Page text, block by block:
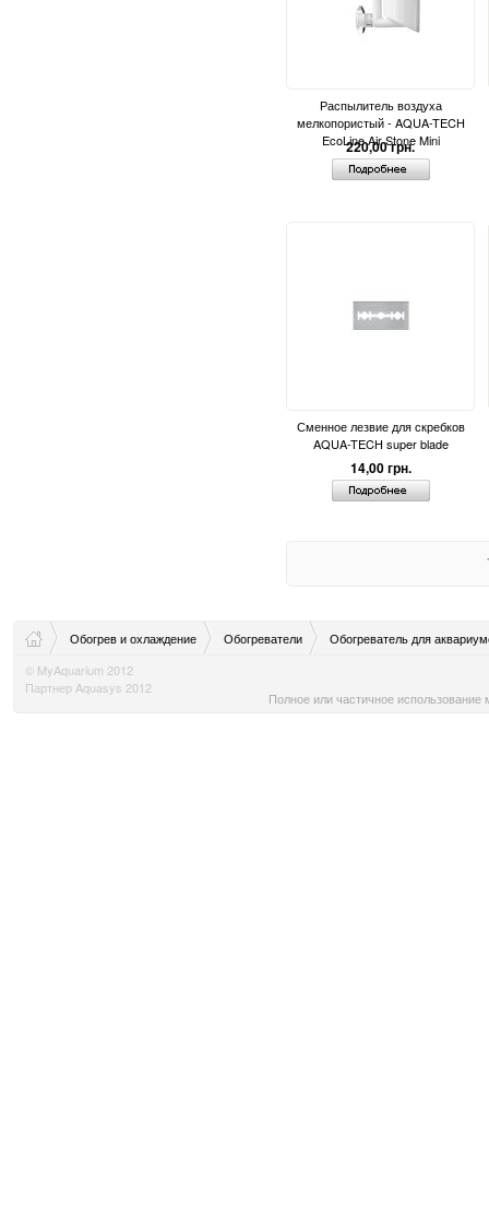
Распылитель воздуха
мелкопористый - AQUA-TECH
EcoLine Air Stone Mini
220,00 грн.
Сменное лезвие для скребков
AQUA-TECH super blade
14,00 грн.
Обогрев и охлаждение Обогреватели
Обогреватель для
© MyAquarium 2012
Партнер Aquasys 2012
Полное или частичное